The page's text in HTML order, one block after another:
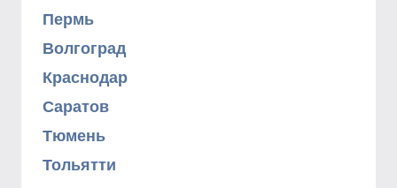
Пермь
Волгоград
Краснодар
Саратов
Тюмень
Тольятти